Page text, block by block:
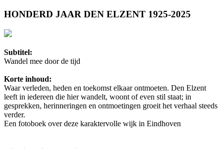
HONDERD JAAR DEN ELZENT 1925-2025
Subtitel:
Wandel mee door de tijd
Korte inhoud:
Waar verleden, heden en toekomst elkaar ontmoeten. Den Elzent
leeft in iedereen die hier wandelt, woont of even stil staat; in
gesprekken, herinneringen en ontmoetingen groeit het verhaal steeds
verder.
Een fotoboek over deze karaktervolle wijk in Eindhoven